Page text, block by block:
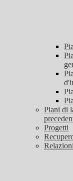
Piani di
Progetti